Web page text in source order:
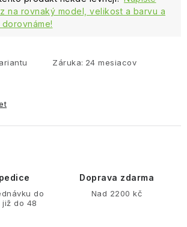
na rovnaký model, velikost a barvu a
Záruka: 24 mesiacov
do
již do 48
Doprava zdarma
Nad 2200 kč